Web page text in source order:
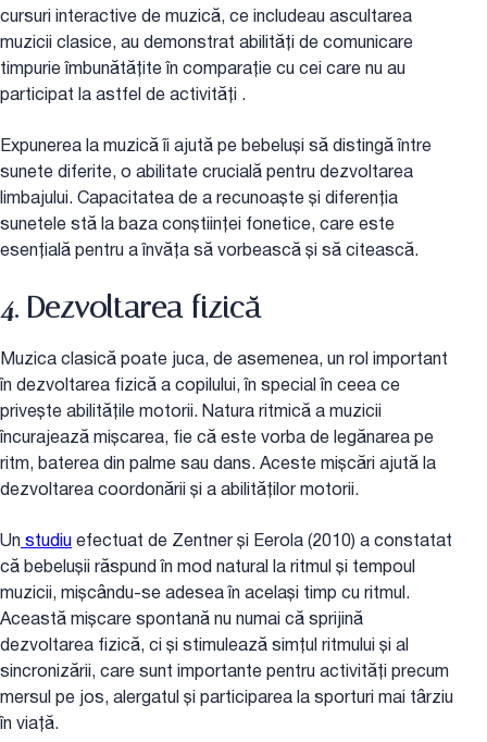
cursuri interactive de muzică, ce includeau ascultarea
muzicii clasice, au demonstrat abilități de comunicare
timpurie îmbunătățite în comparație cu cei care nu au
participat la astfel de activități .
Expunerea la muzică îi ajută pe bebeluși să distingă între
sunete diferite, o abilitate crucială pentru dezvoltarea
limbajului. Capacitatea de a recunoaște și diferenția
sunetele stă la baza conștiinței fonetice, care este
esențială pentru a învăța să vorbească și să citească.
4. Dezvoltarea fizică
Muzica clasică poate juca, de asemenea, un rol important
în dezvoltarea fizică a copilului, în special în ceea ce
privește abilitățile motorii. Natura ritmică a muzicii
încurajează mișcarea, fie că este vorba de legănarea pe
ritm, baterea din palme sau dans. Aceste mișcări ajută la
dezvoltarea coordonării și a abilităților motorii.
Un studiu efectuat de Zentner și Eerola (2010) a constatat
că bebelușii răspund în mod natural la ritmul și tempoul
muzicii, mișcându-se adesea în același timp cu ritmul.
Această mișcare spontană nu numai că sprijină
dezvoltarea fizică, ci și stimulează simțul ritmului și al
sincronizării, care sunt importante pentru activități precum
mersul pe jos, alergatul și participarea la sporturi mai târziu
în viață.